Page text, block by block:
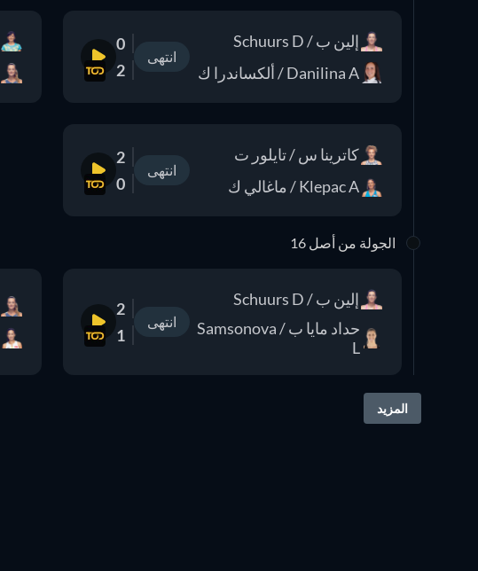
إلين ب / Schuurs D
Danilina A / ألكساندرا ك
انتهى
0
2
كاترينا س / تايلور ت
Klepac A / ماغالي ك
انتهى
2
0
الجولة من أصل 16
إلين ب / Schuurs D
حداد مايا ب / Samsonova
L
انتهى
2
1
المزيد